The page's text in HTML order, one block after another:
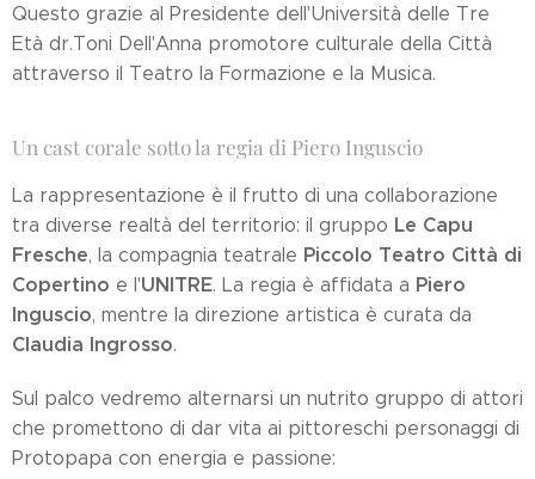
Questo grazie al Presidente dell'Università delle Tre
Età dr.Toni Dell'Anna promotore culturale della Città
attraverso il Teatro la Formazione e la Musica.
Un cast corale sotto la regia di Piero Inguscio
La rappresentazione è il frutto di una collaborazione
tra diverse realtà del territorio: il gruppo Le Capu
Fresche, la compagnia teatrale Piccolo Teatro Città di
Copertino e l'UNITRE. La regia è affidata a Piero
Inguscio, mentre la direzione artistica è curata da
Claudia Ingrosso.
Sul palco vedremo alternarsi un nutrito gruppo di attori
che promettono di dar vita ai pittoreschi personaggi di
Protopapa con energia e passione: